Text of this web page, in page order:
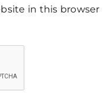
in this browser